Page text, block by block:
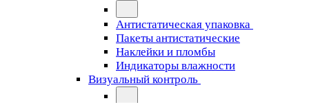
Антистатическая упаковка
Пакеты антистатические
Наклейки и пломбы
Индикаторы влажности
Визуальный контроль